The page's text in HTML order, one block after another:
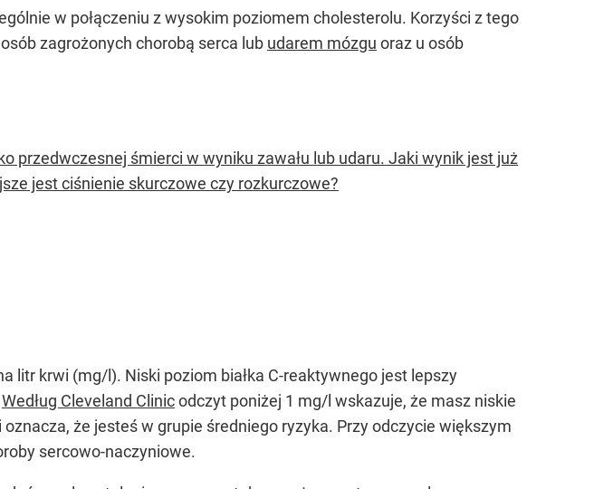
w połączeniu z wysokim poziomem cholesterolu. Korzyści z tego
zagrożonych chorobą serca lub udarem mózgu oraz u osób
przedwczesnej śmierci w wyniku zawału lub udaru. Jaki wynik jest już
jest ciśnienie skurczowe czy rozkurczowe?
litr krwi (mg/l). Niski poziom białka C-reaktywnego jest lepszy
Według Cleveland Clinicodczyt poniżej 1 mg/l wskazuje, że masz niskie
że ​​jesteś w grupie średniego ryzyka. Przy odczycie większym
sercowo-naczyniowe.